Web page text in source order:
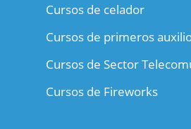
Cursos de celador
Cursos de primeros
Cursos de Sector
Cursos de Fireworks